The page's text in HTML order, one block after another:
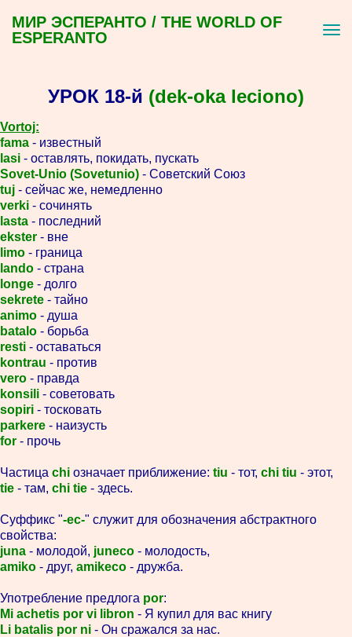
МИР ЭСПЕРАНТО / THE WORLD OF
ESPERANTO
УРОК 18-й (dek-oka leciono)
Vortoj:
fama - известный
lasi - оставлять, покидать, пускать
Sovet-Unio (Sovetunio) - Советский Союз
tuj - сейчас же, немедленно
verki - сочинять
lasta - последний
ekster - вне
limo - граница
lando - страна
longe - долго
sekrete - тайно
animo - душа
batalo - борьба
resti - оставаться
kontrau - против
vero - правда
konsili - советовать
sopiri - тосковать
parkere - наизусть
for - прочь
Частица chi означает приближение: tiu - тот, chi tiu - этот,
tie - там, chi tie - здесь.
Суффикс "-ec-" служит для обозначения абстрактного
свойства:
juna - молодой, juneco - молодость,
amiko - друг, amikeco - дружба.
Употребление предлога por:
Mi achetis por vi libron - Я купил для вас книгу
Li batalis por ni - Он сражался за нас.